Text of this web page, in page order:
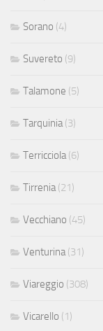
Sorano (4)
Suvereto (9)
Talamone (5)
Tarquinia (3)
Terricciola (6)
Tirrenia (21)
Vecchiano (45)
Venturina (31)
Viareggio (308)
Vicarello (1)